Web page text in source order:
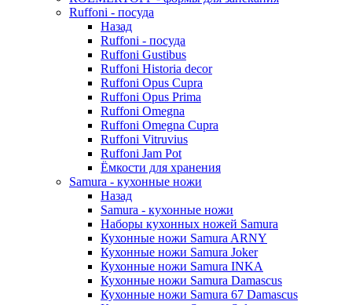
Ruffoni - посуда
Назад
Ruffoni - посуда
Ruffoni Gustibus
Ruffoni Historia decor
Ruffoni Opus Cupra
Ruffoni Opus Prima
Ruffoni Omegna
Ruffoni Omegna Cupra
Ruffoni Vitruvius
Ruffoni Jam Pot
Ёмкости для хранения
Samura - кухонные ножи
Назад
Samura - кухонные ножи
Наборы кухонных ножей Samura
Кухонные ножи Samura ARNY
Кухонные ножи Samura Joker
Кухонные ножи Samura INKA
Кухонные ножи Samura Damascus
Кухонные ножи Samura 67 Damascus